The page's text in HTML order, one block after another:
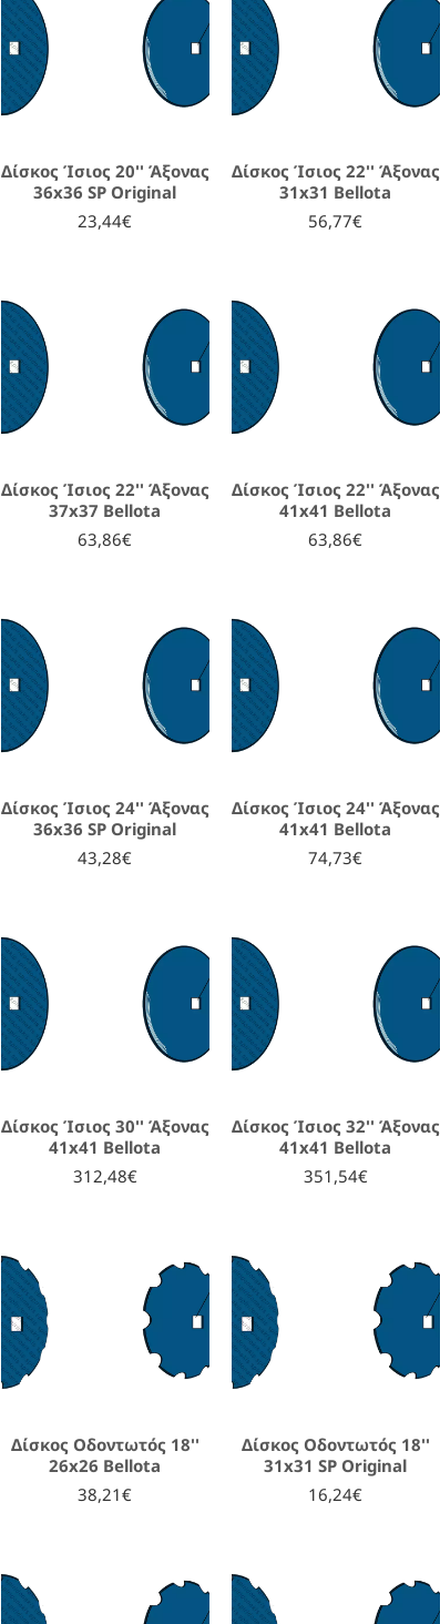
Δίσκος Ίσιος 20'' Άξονας
36x36 SP Original
23,44€
Δίσκος Ίσιος 22'' Άξονας
31x31 Bellota
56,77€
Δίσκος Ίσιος 22'' Άξονας
37x37 Bellota
63,86€
Δίσκος Ίσιος 22'' Άξονας
41x41 Bellota
63,86€
Δίσκος Ίσιος 24'' Άξονας
36x36 SP Original
43,28€
Δίσκος Ίσιος 24'' Άξονας
41x41 Bellota
74,73€
Δίσκος Ίσιος 30'' Άξονας
41x41 Bellota
312,48€
Δίσκος Ίσιος 32'' Άξονας
41x41 Bellota
351,54€
Δίσκος Οδοντωτός 18''
26x26 Bellota
38,21€
Δίσκος Οδοντωτός 18''
31x31 SP Original
16,24€